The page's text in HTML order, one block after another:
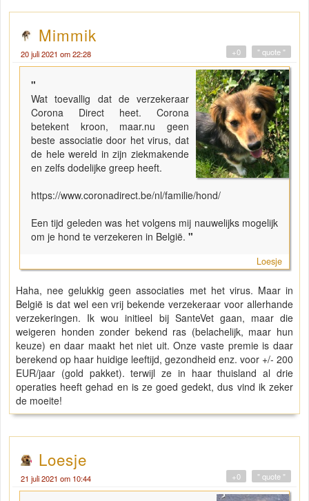
Mimmik
20 juli 2021 om 22:28 " quote "
+0
"
Wat toevallig dat de verzekeraar
Corona Direct heet. Corona
betekent kroon, maar.nu geen
beste associatie door het virus, dat
de hele wereld in zijn ziekmakende
en zelfs dodelijke greep heeft.
https://www.coronadirect.be/nl/familie/hond/
Een tijd geleden was het volgens mij nauwelijks mogelijk
om je hond te verzekeren in België. "
Loesje
Haha, nee gelukkig geen associaties met het virus. Maar in
België is dat wel een vrij bekende verzekeraar voor allerhande
verzekeringen. Ik wou initieel bij SanteVet gaan, maar die
weigeren honden zonder bekend ras (belachelijk, maar hun
keuze) en daar maakt het niet uit. Onze vaste premie is daar
berekend op haar huidige leeftijd, gezondheid enz. voor +/- 200
EUR/jaar (gold pakket). terwijl ze in haar thuisland al drie
operaties heeft gehad en is ze goed gedekt, dus vind ik zeker
de moeite!
Loesje
21 juli 2021 om 10:44 " quote "
+0